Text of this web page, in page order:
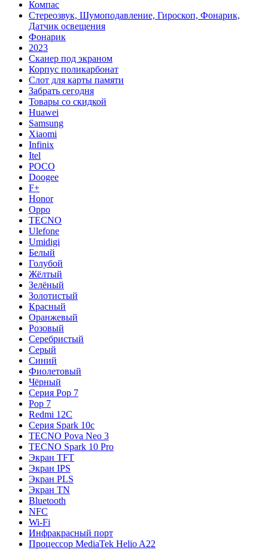
Компас
Стереозвук, Шумоподавление, Гироскоп, Фонарик,
Датчик освещения
Фонарик
2023
Сканер под экраном
Корпус поликарбонат
Слот для карты памяти
Забрать сегодня
Товары со скидкой
Huawei
Samsung
Xiaomi
Infinix
Itel
POCO
Doogee
F+
Honor
Oppo
TECNO
Ulefone
Umidigi
Белый
Голубой
Жёлтый
Зелёный
Золотистый
Красный
Оранжевый
Розовый
Серебристый
Серый
Синий
Фиолетовый
Чёрный
Серия Pop 7
Pop 7
Redmi 12C
Серия Spark 10c
TECNO Pova Neo 3
TECNO Spark 10 Pro
Экран TFT
Экран IPS
Экран PLS
Экран TN
Bluetooth
NFC
Wi-Fi
Инфракрасный порт
Процессор MediaTek Helio A22